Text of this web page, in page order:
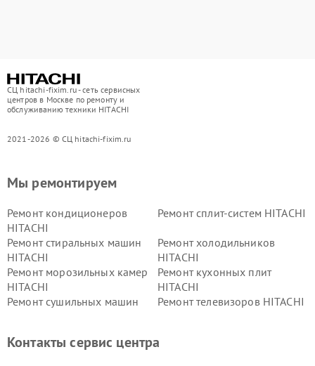
СЦ hitachi-fixim.ru - сеть сервисных
центров в Москве по ремонту и
обслуживанию техники HITACHI
2021-2026 © СЦ hitachi-fixim.ru
Мы ремонтируем
Ремонт кондиционеров
HITACHI
Ремонт сплит-систем HITACHI
Ремонт стиральных машин
HITACHI
Ремонт холодильников
HITACHI
Ремонт морозильных камер
HITACHI
Ремонт кухонных плит
HITACHI
Ремонт сушильных машин
Ремонт телевизоров HITACHI
данных HITACHI
HITACHI
Контакты сервис центра